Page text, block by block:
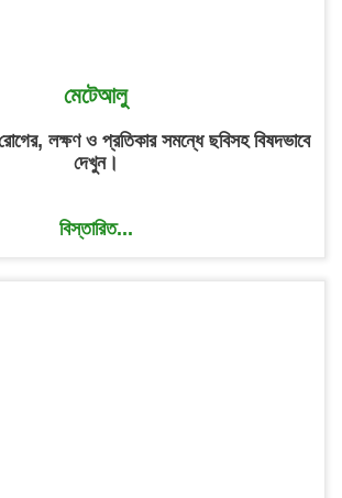
মেটেআলু
লক্ষণ ও প্রতিকার সমন্ধে ছবিসহ বিষদভাবে
দেখুন।
বিস্তারিত...